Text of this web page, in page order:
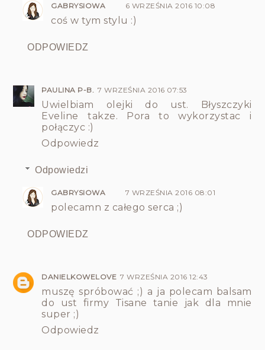
GABRYSIOWA 6 WRZEŚNIA 2016 10:08
coś w tym stylu :)
ODPOWIEDZ
PAULINA P-B. 7 WRZEŚNIA 2016 07:53
Uwielbiam olejki do ust. Błyszczyki
Eveline takze. Pora to wykorzystac i
połączyc :)
Odpowiedz
Odpowiedzi
GABRYSIOWA 7 WRZEŚNIA 2016 08:01
polecamn z całego serca ;)
ODPOWIEDZ
DANIELKOWELOVE 7 WRZEŚNIA 2016 12:43
muszę spróbować ;) a ja polecam balsam
do ust firmy Tisane tanie jak dla mnie
super ;)
Odpowiedz